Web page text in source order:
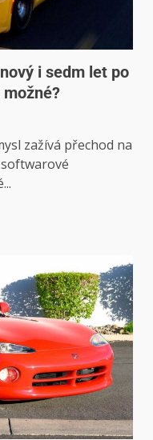
i sedm let po
zažívá přechod na